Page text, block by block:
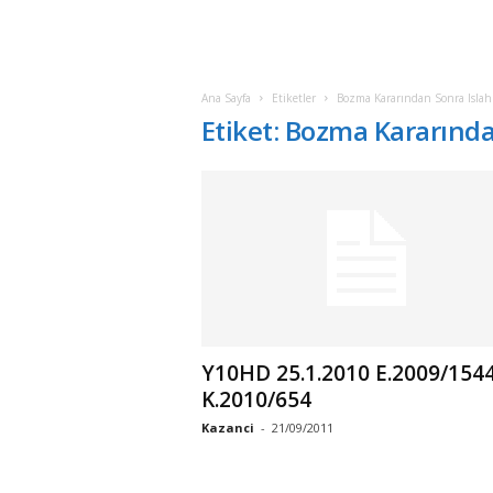
Ana Sayfa Etiketler Bozma Kararından Sonra Islah
Etiket: Bozma
Y10HD 25.1.2010 E.2009/
K.2010/654
Kazanci - 21/09/2011